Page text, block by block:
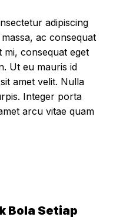
adipiscing
ac consequat
mi, consequat eget
Ut eu mauris id
amet velit. Nulla
Integer porta
arcu vitae quam
Bola Setiap